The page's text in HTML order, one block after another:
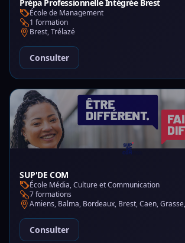
Prépa Professionnelle Intégrée Brest
École de Management
1 formation
Brest, Trélazé
Consulter
SUP'DE COM
École Média, Culture et Communication
7 formations
Consulter